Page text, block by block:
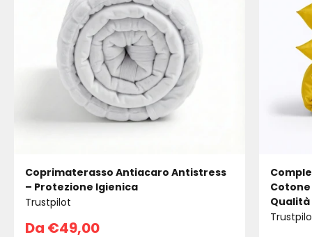
Coprimaterasso Antiacaro Antistress
– Protezione Igienica
Trustpilot
Da €49,00